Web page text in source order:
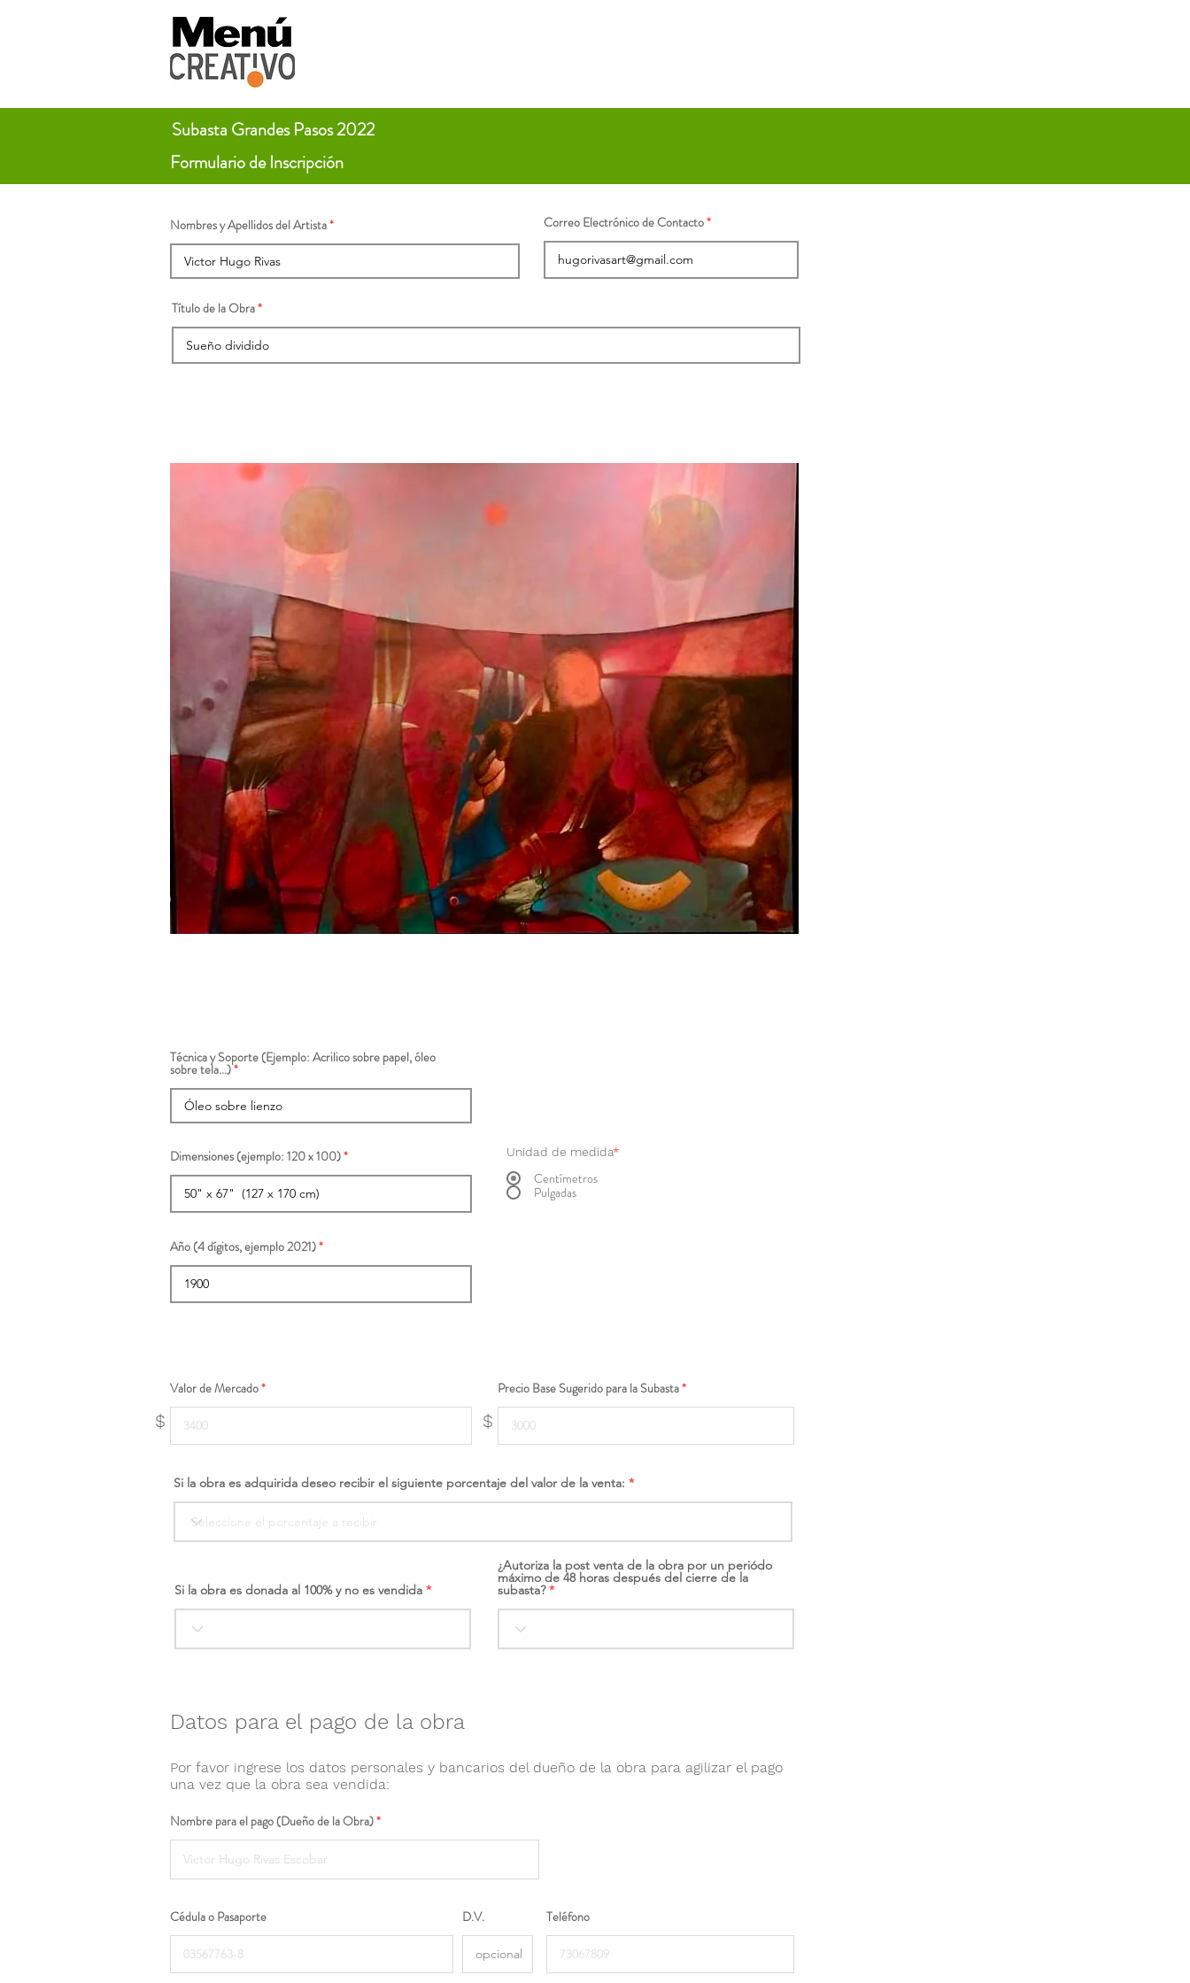
Subasta Grandes Pasos 2022
Formulario de Inscripción
Nombres y Apellidos del Artista Correo Electrónico de Contacto
Título de la Obra
Técnica y Soporte (Ejemplo: Acrilico sobre papel, óleo
sobre tela...)
Dimensiones (ejemplo: 120 x 100) Unidad de medida*
Centímetros
Pulgadas
Año (4 dígitos, ejemplo 2021)
$
Valor de Mercado
$
Precio Base Sugerido para la Subasta
Si la obra es adquirida deseo recibir el siguiente porcentaje del valor de la venta:
Si la obra es donada al 100% y no es vendida
¿Autoriza la post venta de la obra por un periódo
máximo de 48 horas después del cierre de la
subasta?
Datos para el pago de la obra
Por favor ingrese los datos personales y bancarios del dueño de la obra para agilizar el pago
una vez que la obra sea vendida:
Nombre para el pago (Dueño de la Obra)
Cédula o Pasaporte D.V. Teléfono